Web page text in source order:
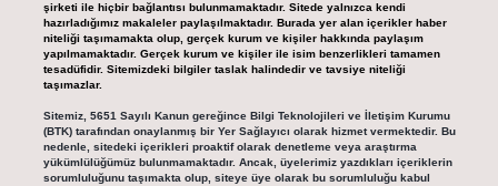
şirketi ile hiçbir bağlantısı bulunmamaktadır. Sitede yalnızca kendi
hazırladığımız makaleler paylaşılmaktadır. Burada yer alan içerikler haber
niteliği taşımamakta olup, gerçek kurum ve kişiler hakkında paylaşım
yapılmamaktadır. Gerçek kurum ve kişiler ile isim benzerlikleri tamamen
tesadüfidir. Sitemizdeki bilgiler taslak halindedir ve tavsiye niteliği
taşımazlar.
Sitemiz, 5651 Sayılı Kanun gereğince Bilgi Teknolojileri ve İletişim Kurumu
(BTK) tarafından onaylanmış bir Yer Sağlayıcı olarak hizmet vermektedir. Bu
nedenle, sitedeki içerikleri proaktif olarak denetleme veya araştırma
yükümlülüğümüz bulunmamaktadır. Ancak, üyelerimiz yazdıkları içeriklerin
sorumluluğunu taşımakta olup, siteye üye olarak bu sorumluluğu kabul